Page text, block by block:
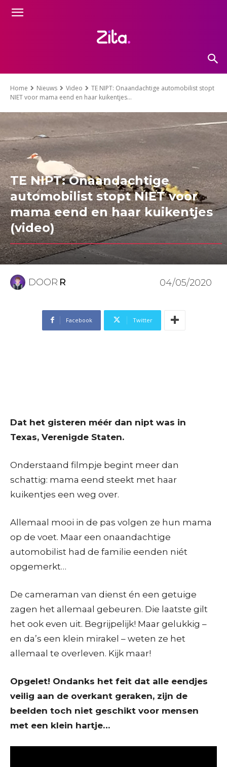
Home Nieuws Video
TE NIPT: Onaandachtige automobilist stopt
NIET voor mama eend en haar kuikentjes...
TE NIPT: Onaandachtige
automobilist stopt NIET voor
mama eend en haar kuikentjes
(video)
DOOR R 04/05/2020
Facebook Twitter
Dat het gisteren méér dan nipt was in
Texas, Verenigde Staten.
Onderstaand filmpje begint meer dan
schattig: mama eend steekt met haar
kuikentjes een weg over.
Allemaal mooi in de pas volgen ze hun mama
op de voet. Maar een onaandachtige
automobilist had de familie eenden niét
opgemerkt…
De cameraman van dienst én een getuige
zagen het allemaal gebeuren. Die laatste gilt
het ook even uit. Begrijpelijk! Maar gelukkig –
en da’s een klein mirakel – weten ze het
allemaal te overleven. Kijk maar!
Opgelet! Ondanks het feit dat alle eendjes
veilig aan de overkant geraken, zijn de
beelden toch niet geschikt voor mensen
met een klein hartje…